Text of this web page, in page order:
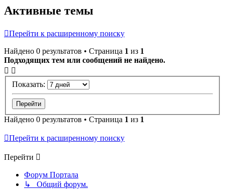
Активные темы
Перейти к расширенному поиску
Найдено 0 результатов • Страница 1 из 1
Подходящих тем или сообщений не найдено.
Показать:
Найдено 0 результатов • Страница 1 из 1
Перейти к расширенному поиску
Перейти
Форум Портала
↳ Общий форум.